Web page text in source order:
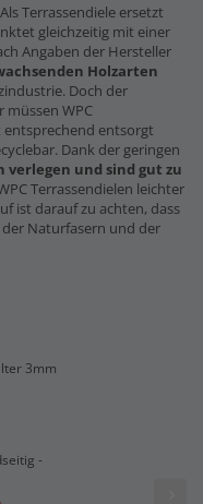
Terrassendiele ersetzt
gleichzeitig mit einer
Angaben der Hersteller
Holzarten
Doch der
WPC
entsprechend entsorgt
Dank der geringen
verlegen und sind gut zu
Terrassendielen leichter
ist darauf zu achten, dass
Naturfasern und der
3mm
-